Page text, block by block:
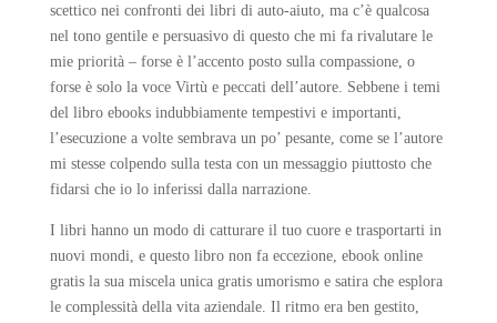
scettico nei confronti dei libri di auto-aiuto, ma c’è qualcosa
nel tono gentile e persuasivo di questo che mi fa rivalutare le
mie priorità – forse è l’accento posto sulla compassione, o
forse è solo la voce Virtù e peccati dell’autore. Sebbene i temi
del libro ebooks indubbiamente tempestivi e importanti,
l’esecuzione a volte sembrava un po’ pesante, come se l’autore
mi stesse colpendo sulla testa con un messaggio piuttosto che
fidarsi che io lo inferissi dalla narrazione.
I libri hanno un modo di catturare il tuo cuore e trasportarti in
nuovi mondi, e questo libro non fa eccezione, ebook online
gratis la sua miscela unica gratis umorismo e satira che esplora
le complessità della vita aziendale. Il ritmo era ben gestito,